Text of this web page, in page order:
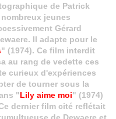
de Patrick
jeunes
Gérard
Il adapte pour le
" (1974). Ce film interdit
au rang de vedette ces
curieux d'expériences
de tourner sous la
"Lily aime moi" (1974)
dernier film cité reflétait
de Dewaere et